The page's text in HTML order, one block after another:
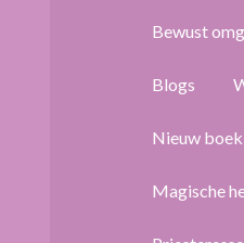
Bewust
Blogs
Nieuw boek
Magische